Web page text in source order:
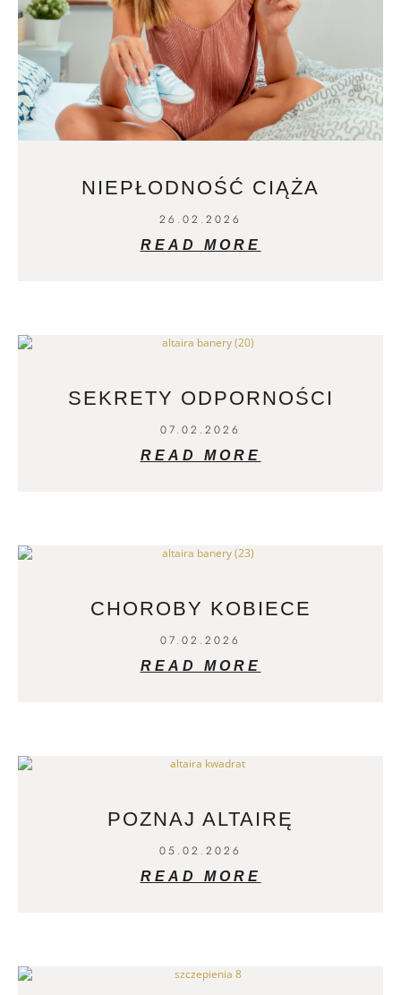
NIEPŁODNOŚĆ CIĄŻA
26.02.2026
READ MORE
SEKRETY ODPORNOŚCI
07.02.2026
READ MORE
CHOROBY KOBIECE
07.02.2026
READ MORE
POZNAJ ALTAIRĘ
05.02.2026
READ MORE